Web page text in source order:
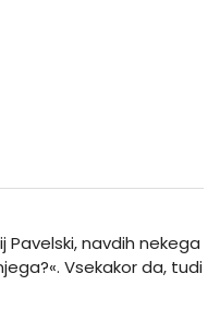
Pavelski, navdih nekega
Vsekakor da, tudi